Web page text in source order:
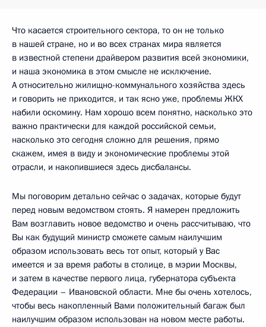
Что касается строительного сектора, то он не только
в нашей стране, но и во всех странах мира является
в известной степени драйвером развития всей экономики,
и наша экономика в этом смысле не исключение.
А относительно жилищно-коммунального хозяйства здесь
и говорить не приходится, и так ясно уже, проблемы ЖКХ
набили оскомину. Нам хорошо всем понятно, насколько это
важно практически для каждой российской семьи,
насколько это сегодня сложно для решения, прямо
скажем, имея в виду и экономические проблемы этой
отрасли, и накопившиеся здесь дисбалансы.
Мы поговорим детально сейчас о задачах, которые будут
перед новым ведомством стоять. Я намерен предложить
Вам возглавить новое ведомство и очень рассчитываю, что
Вы как будущий министр сможете самым наилучшим
образом использовать весь тот опыт, который у Вас
имеется и за время работы в столице, в мэрии Москвы,
и затем в качестве первого лица, губернатора субъекта
Федерации – Ивановской области. Мне бы очень хотелось,
чтобы весь накопленный Вами положительный багаж был
наилучшим образом использован на новом месте работы.